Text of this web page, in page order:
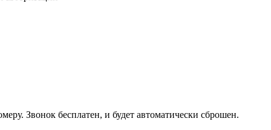
Звонок бесплатен, и будет автоматически сброшен.